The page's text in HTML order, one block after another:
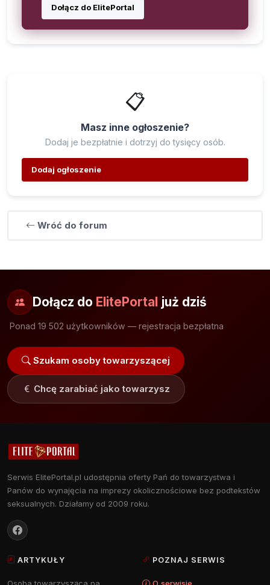
Dołącz do ElitePortal
📋
Masz inne ogłoszenie?
Dodaj je bezpłatnie i dotrzyj do tysięcy osób.
Dodaj ogłoszenie
Wróć do forum
Dołącz do ElitePortal już dziś
Ponad 19 502 użytkowników — rejestracja bezpłatna
Szukam osoby towarzyszącej
Chcę zarabiać jako towarzysz
Serwis ElitePortal.pl udostępnia oferty Pań do towarzystwa i
Panów do wynajęcia na imprezy okolicznościowe bez podtekstów
seksualnych. Działamy od 2009 roku.
ARTYKUŁY POZNAJ SERWIS